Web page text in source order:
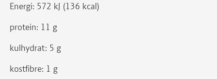
Energi: 572 kJ (136 kcal)
protein: 11 g
kulhydrat: 5 g
kostfibre: 1 g